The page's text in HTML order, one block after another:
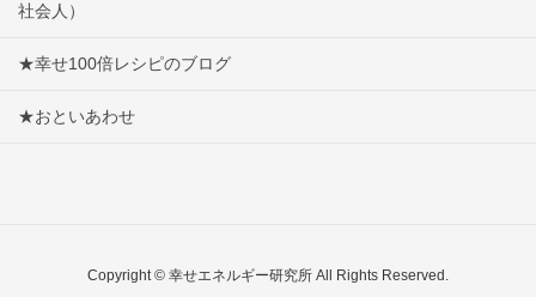
社会人）
★幸せ100倍レシピのブログ
★おといあわせ
Copyright © 幸せエネルギー研究所 All Rights Reserved.